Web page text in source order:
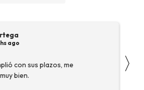
ago
con sus plazos, me
bien.
〉